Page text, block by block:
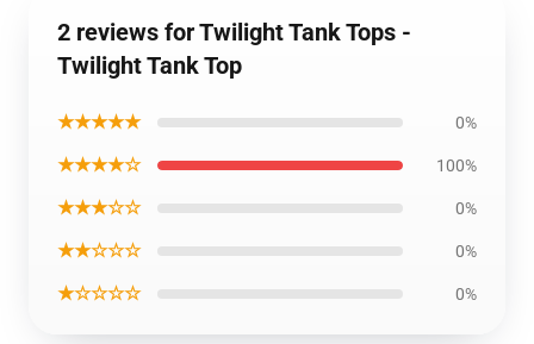
2 reviews for Twilight Tank Tops -
Twilight Tank Top
★★★★★ 0%
★★★★☆ 100%
★★★☆☆ 0%
★★☆☆☆ 0%
★☆☆☆☆ 0%